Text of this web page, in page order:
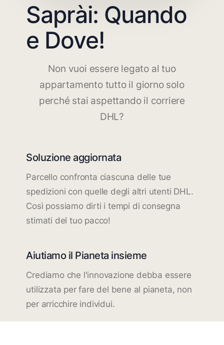
Saprài: Quando
e Dove!
Non vuoi essere legato al tuo
appartamento tutto il giorno solo
perché stai aspettando il corriere
DHL?
Soluzione aggiornata
Parcello confronta ciascuna delle tue
spedizioni con quelle degli altri utenti DHL.
Così possiamo dirti i tempi di consegna
stimati del tuo pacco!
Aiutiamo il Pianeta insieme
Crediamo che l'innovazione debba essere
utilizzata per fare del bene al pianeta, non
per arricchire individui.